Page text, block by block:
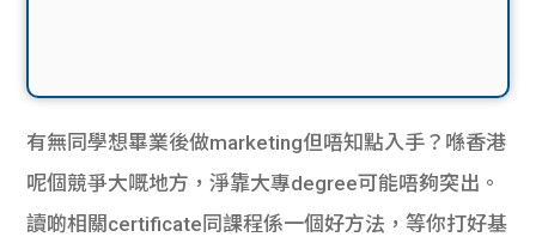
有無同學想畢業後做marketing但唔知點入手？喺香港
呢個競爭大嘅地方，淨靠大專degree可能唔夠突出。
讀啲相關certificate同課程係一個好方法，等你打好基